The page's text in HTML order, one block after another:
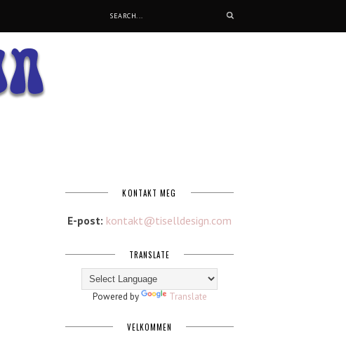
KONTAKT MEG
E-post: kontakt@tiselldesign.com
TRANSLATE
Powered by Translate
VELKOMMEN